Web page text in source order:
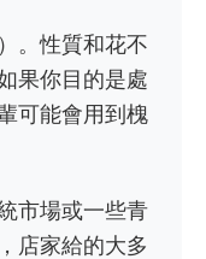
。性質和花不
果你目的是處
可能會用到槐
市場或一些青
店家給的大多